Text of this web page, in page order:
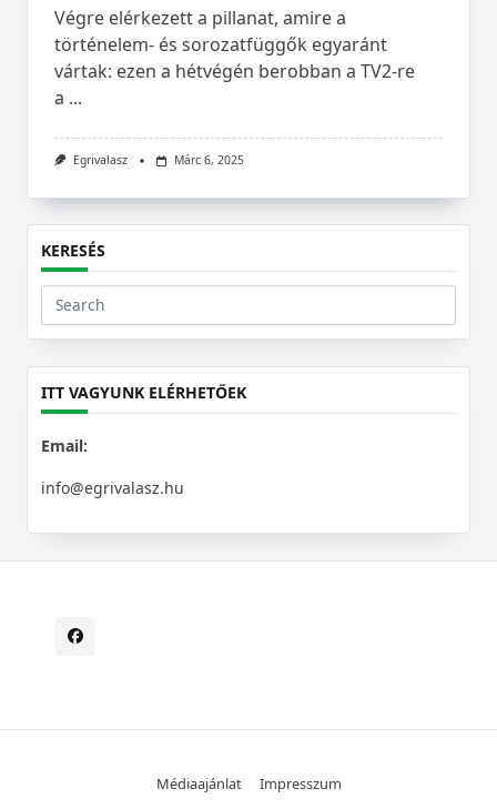
Végre elérkezett a pillanat, amire a
történelem- és sorozatfüggők egyaránt
vártak: ezen a hétvégén berobban a TV2-re
a ...
Egrivalasz Márc 6, 2025
KERESÉS
Search
for:
ITT VAGYUNK ELÉRHETŐEK
Email:
info@egrivalasz.hu
Médiaajánlat Impresszum